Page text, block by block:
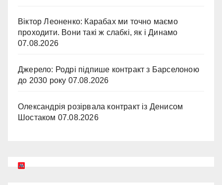
Віктор Леоненко: Карабах ми точно маємо
проходити. Вони такі ж слабкі, як і Динамо
07.08.2026
Джерело: Родрі підпише контракт з Барселоною
до 2030 року 07.08.2026
Олександрія розірвала контракт із Денисом
Шостаком 07.08.2026